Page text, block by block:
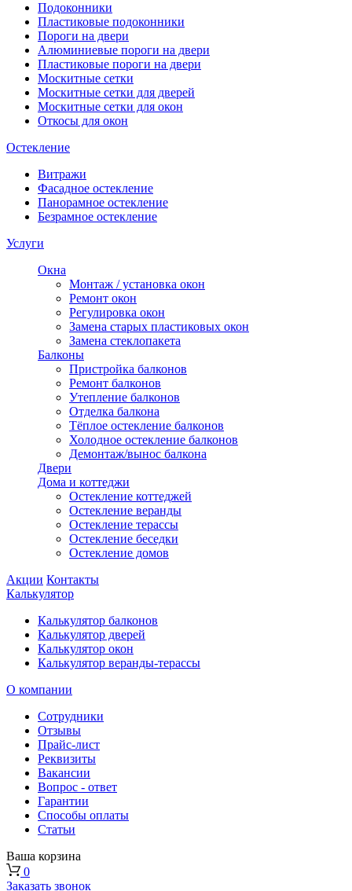
Подоконники
Пластиковые подоконники
Пороги на двери
Алюминиевые пороги на двери
Пластиковые пороги на двери
Москитные сетки
Москитные сетки для дверей
Москитные сетки для окон
Откосы для окон
Остекление
Витражи
Фасадное остекление
Панорамное остекление
Безрамное остекление
Услуги
Окна
Монтаж / установка окон
Ремонт окон
Регулировка окон
Замена старых пластиковых окон
Замена стеклопакета
Балконы
Пристройка балконов
Ремонт балконов
Утепление балконов
Отделка балкона
Тёплое остекление балконов
Холодное остекление балконов
Демонтаж/вынос балкона
Двери
Дома и коттеджи
Остекление коттеджей
Остекление веранды
Остекление терассы
Остекление беседки
Остекление домов
Акции Контакты
Калькулятор
Калькулятор балконов
Калькулятор дверей
Калькулятор окон
Калькулятор веранды-терассы
О компании
Сотрудники
Отзывы
Прайс-лист
Реквизиты
Вакансии
Вопрос - ответ
Гарантии
Способы оплаты
Статьи
Ваша корзина
0
Заказать звонок